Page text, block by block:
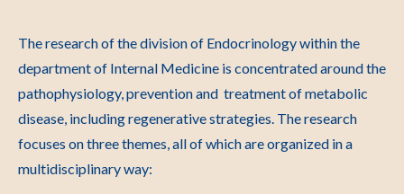
The research of the division of Endocrinology within the
department of Internal Medicine is concentrated around the
pathophysiology, prevention and treatment of metabolic
disease, including regenerative strategies. The research
focuses on three themes, all of which are organized in a
multidisciplinary way: